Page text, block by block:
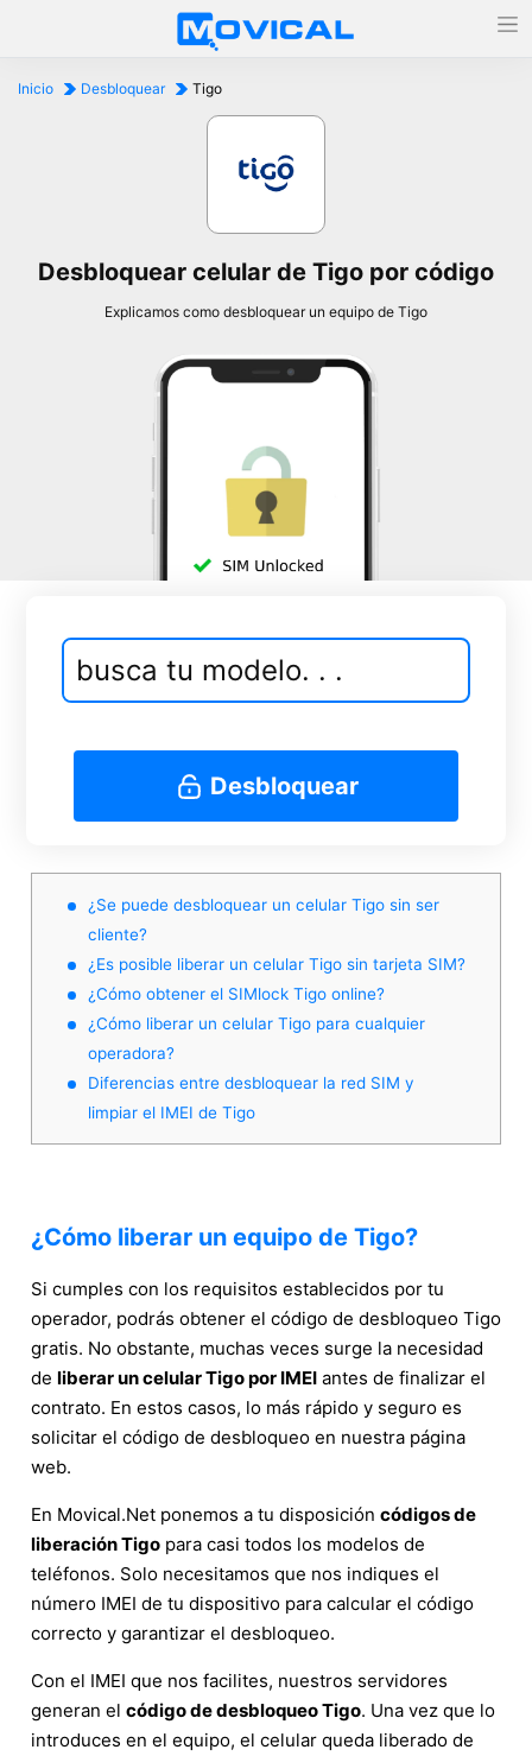
Inicio Desbloquear Tigo
Desbloquear celular de Tigo por código
Explicamos como desbloquear un equipo de Tigo
Desbloquear
¿Se puede desbloquear un celular Tigo sin ser
cliente?
¿Es posible liberar un celular Tigo sin tarjeta SIM?
¿Cómo obtener el SIMlock Tigo online?
¿Cómo liberar un celular Tigo para cualquier
operadora?
Diferencias entre desbloquear la red SIM y
limpiar el IMEI de Tigo
¿Cómo liberar un equipo de Tigo?
Si cumples con los requisitos establecidos por tu
operador, podrás obtener el código de desbloqueo Tigo
gratis. No obstante, muchas veces surge la necesidad
de liberar un celular Tigo por IMEI antes de finalizar el
contrato. En estos casos, lo más rápido y seguro es
solicitar el código de desbloqueo en nuestra página
web.
En Movical.Net ponemos a tu disposición códigos de
liberación Tigo para casi todos los modelos de
teléfonos. Solo necesitamos que nos indiques el
número IMEI de tu dispositivo para calcular el código
correcto y garantizar el desbloqueo.
Con el IMEI que nos facilites, nuestros servidores
generan el código de desbloqueo Tigo. Una vez que lo
introduces en el equipo, el celular queda liberado de